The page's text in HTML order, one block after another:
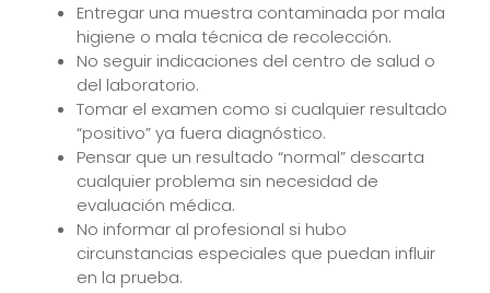
Entregar una muestra contaminada por mala
higiene o mala técnica de recolección.
No seguir indicaciones del centro de salud o
del laboratorio.
Tomar el examen como si cualquier resultado
“positivo” ya fuera diagnóstico.
Pensar que un resultado “normal” descarta
cualquier problema sin necesidad de
evaluación médica.
No informar al profesional si hubo
circunstancias especiales que puedan influir
en la prueba.